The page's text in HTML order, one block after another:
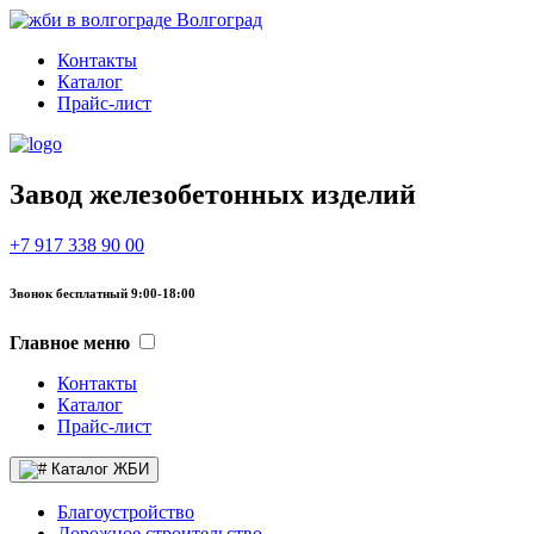
Волгоград
Контакты
Каталог
Прайс-лист
Завод железобетонных изделий
+7 917 338 90 00
Звонок бесплатный 9:00-18:00
Главное меню
Контакты
Каталог
Прайс-лист
Каталог ЖБИ
Благоустройство